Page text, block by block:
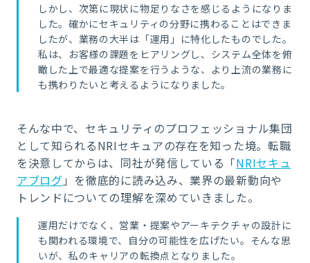
しかし、次第に現状に物足りなさを感じるようになりま
した。確かにセキュリティの分野に携わることはできま
したが、業務の大半は「運用」に特化したものでした。
私は、お客様の課題をヒアリングし、システム全体を俯
瞰した上で最適な提案を行うような、より上流の業務に
も携わりたいと考えるようになりました。
そんな中で、セキュリティのプロフェッショナル集団
として知られるNRIセキュアの存在を知った境。転職
を決意してからは、同社が発信している「NRIセキュ
アブログ 」を徹底的に読み込み、業界の最新動向や
トレンドについての理解を深めていきました。
運用だけでなく、営業・提案やアーキテクチャの設計に
も関われる環境で、自分の可能性を広げたい。そんな思
いが、私のキャリアの転換点となりました。